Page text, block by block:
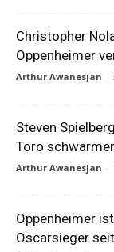
Christopher
Oppenheimer
Arthur Awanesjan -
Steven
Toro
Arthur Awanesjan -
Oppenheimer
Oscarsieger